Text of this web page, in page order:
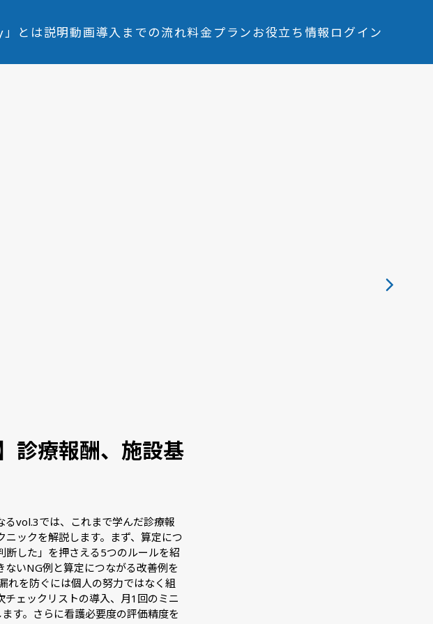
」とは説明動画導入までの流れ料金プラン お役立ち情報 ログイン
診療報酬、施設基
vol.3では、これまで学んだ診療報
ックを解説します。まず、算定につ
断した」を押さえる5つのルールを紹
いNG例と算定につながる改善例を
を防ぐには個人の努力ではなく組
ェックリストの導入、月1回のミニ
す。さらに看護必要度の評価精度を